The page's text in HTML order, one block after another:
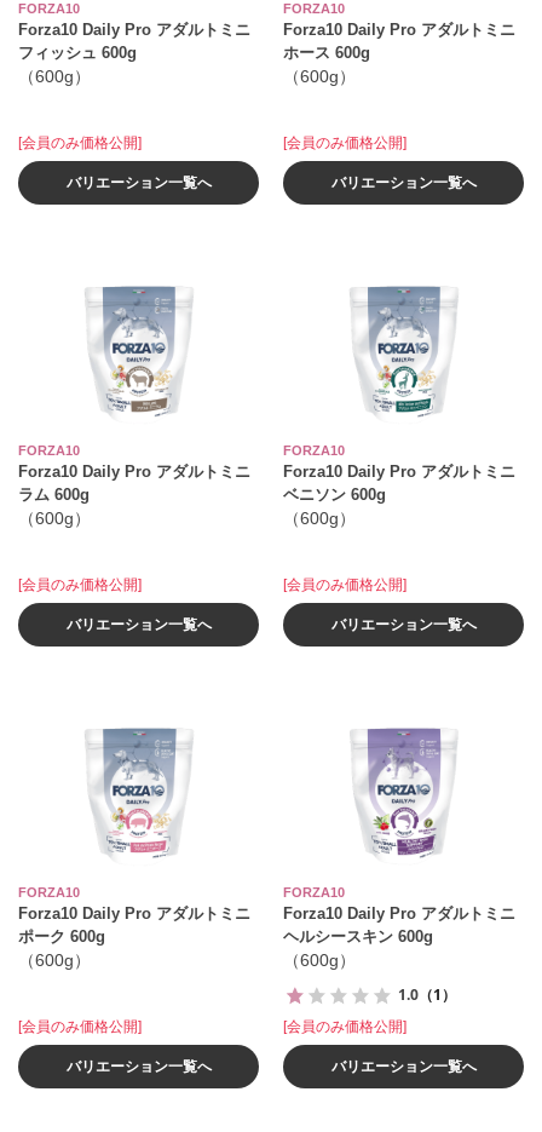
FORZA10
Forza10 Daily Pro アダルトミニ
フィッシュ 600g
（600g）
[会員のみ価格公開]
バリエーション一覧へ
FORZA10
Forza10 Daily Pro アダルトミニ
ホース 600g
（600g）
[会員のみ価格公開]
バリエーション一覧へ
FORZA10
Forza10 Daily Pro アダルトミニ
ラム 600g
（600g）
[会員のみ価格公開]
バリエーション一覧へ
FORZA10
Forza10 Daily Pro アダルトミニ
ベニソン 600g
（600g）
[会員のみ価格公開]
バリエーション一覧へ
FORZA10
Forza10 Daily Pro アダルトミニ
ポーク 600g
（600g）
[会員のみ価格公開]
バリエーション一覧へ
FORZA10
Forza10 Daily Pro アダルトミニ
ヘルシースキン 600g
（600g）
1.0 （1）
[会員のみ価格公開]
バリエーション一覧へ